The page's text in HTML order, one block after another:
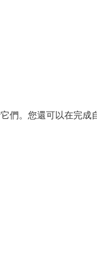
們。您還可以在完成